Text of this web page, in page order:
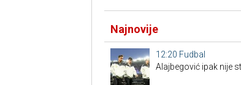
Najnovije
12:20 Fudbal
Alajbegović ipak nije